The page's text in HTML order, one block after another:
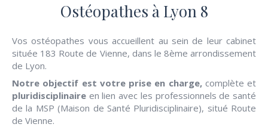
Ostéopathes à Lyon 8
Vos ostéopathes vous accueillent au sein de leur cabinet
située 183 Route de Vienne, dans le 8ème arrondissement
de Lyon.
Notre objectif est votre prise en charge,complète et
pluridisciplinaire en lien avec les professionnels de santé
de la MSP (Maison de Santé Pluridisciplinaire), situé Route
de Vienne.